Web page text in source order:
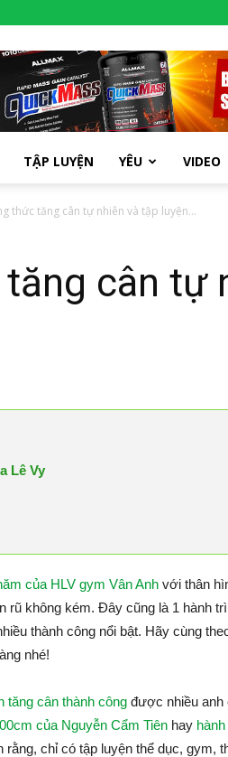
TẬP LUYỆN YÊU VIDEO
thức tăng cân tự nhiên và tập luyện...
cân tự
Lê Vy
của HLV gym Vân Anh với thân
rũ không kém. Đây cũng là 1 hành
thành công nổi bật. Hãy cùng
nhé!
tăng cân thành công được nhiều anh
của Nguyễn Cẩm Tiên hay
chỉ có tập luyện thể dục, gym,